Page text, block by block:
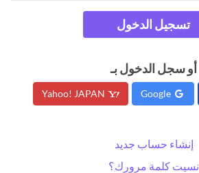
تسجيل الدخول
أو سجل الدخول بـ
إنشاء حساب جديد
نسيت كلمة مرورك؟